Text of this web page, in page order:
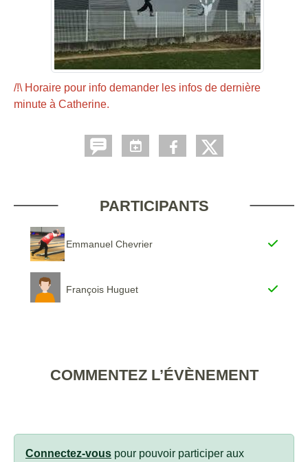
/!\ Horaire pour info demander les infos de dernière
minute à Catherine.
PARTICIPANTS
Emmanuel Chevrier
François Huguet
COMMENTEZ L’ÉVÈNEMENT
Connectez-vous pour pouvoir participer aux